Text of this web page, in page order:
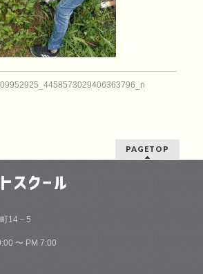
PAGETOP
14－5
〜 PM 7:00